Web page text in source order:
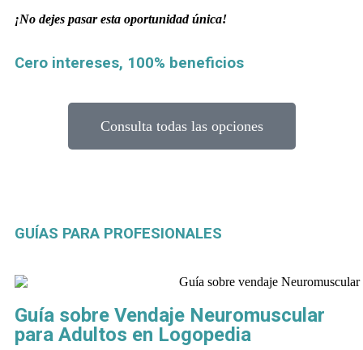
¡No dejes pasar esta oportunidad única!
Cero intereses, 100% beneficios
Consulta todas las opciones
GUÍAS PARA PROFESIONALES
Guía sobre Vendaje Neuromuscular
para Adultos en Logopedia